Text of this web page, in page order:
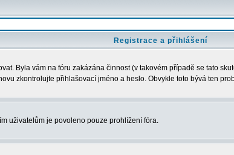
Registrace a přihlášení
Byla vám na fóru zakázána činnost (v takovém případě se tato
zkontrolujte přihlašovací jméno a heslo. Obvykle toto bývá ten
uživatelům je povoleno pouze prohlížení fóra.